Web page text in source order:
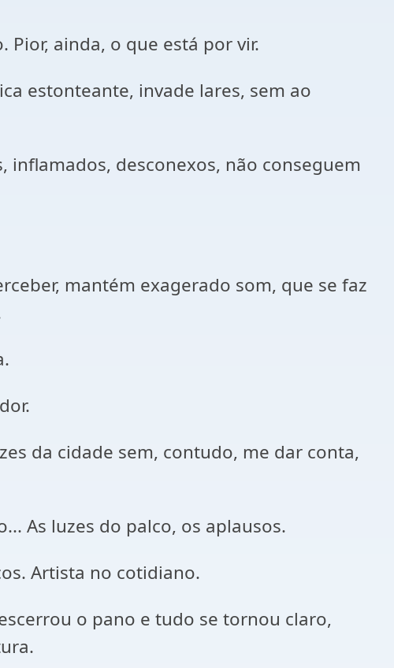
ainda, o que está por vir.
estonteante, invade lares, sem ao
inflamados, desconexos, não conseguem
mantém exagerado som, que se faz
da cidade sem, contudo, me dar conta,
As luzes do palco, os aplausos.
Artista no cotidiano.
o pano e tudo se tornou claro,